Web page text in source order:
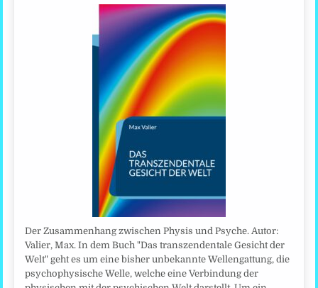
Der Zusammenhang zwischen Physis und Psyche. Autor:
Valier, Max. In dem Buch "Das transzendentale Gesicht der
Welt" geht es um eine bisher unbekannte Wellengattung, die
psychophysische Welle, welche eine Verbindung der